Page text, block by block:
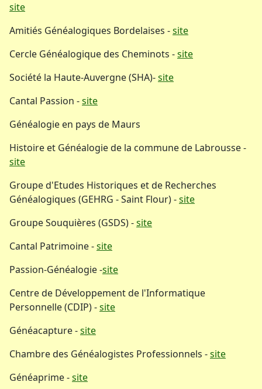
site
Amitiés Généalogiques Bordelaises -site
Cercle Généalogique des Cheminots -site
Société la Haute-Auvergne (SHA)-site
Cantal Passion -site
Généalogie en pays de Maurs
Histoire et Généalogie de la commune de Labrousse -
site
Groupe d'Etudes Historiques et de Recherches
Généalogiques (GEHRG - Saint Flour) -site
Groupe Souquières (GSDS) -site
Cantal Patrimoine -site
Passion-Généalogie -site
Centre de Développement de l'Informatique
Personnelle (CDIP) -site
Généacapture -site
Chambre des Généalogistes Professionnels -site
Généaprime -site